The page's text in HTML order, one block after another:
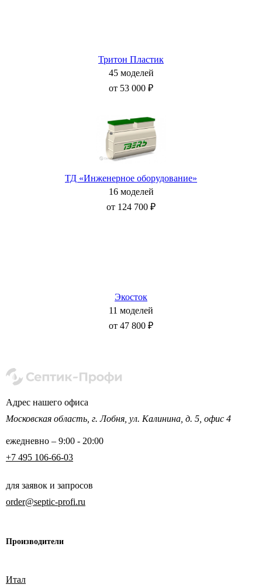
Тритон Пластик
45 моделей
от 53 000 ₽
ТД «Инженерное оборудование»
16 моделей
от 124 700 ₽
Экосток
11 моделей
от 47 800 ₽
Адрес нашего офиса
Московская область, г. Лобня, ул. Калинина, д. 5, офис 4
ежедневно – 9:00 - 20:00
+7 495 106-66-03
для заявок и запросов
order@septic-profi.ru
Производители
Итал